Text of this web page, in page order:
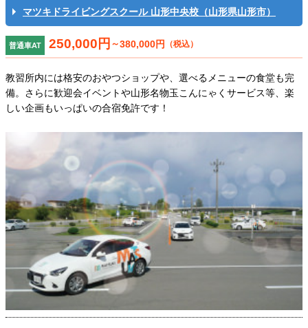
マツキドライビングスクール 山形中央校（山形県山形市）
普通車AT 250,000円 ～380,000円 （税込）
教習所内には格安のおやつショップや、選べるメニューの食堂も完
備。さらに歓迎会イベントや山形名物玉こんにゃくサービス等、楽
しい企画もいっぱいの合宿免許です！